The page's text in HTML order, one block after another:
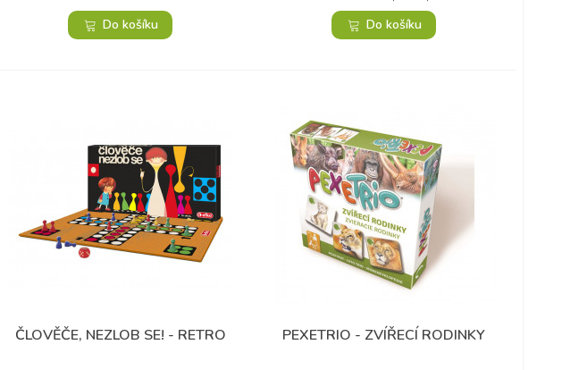
Do košíku Do košíku
Přidat do oblíbených
ČLOVĚČE, NEZLOB SE! - RETRO Přidat do oblíbených
PEXETRIO - ZVÍŘECÍ RODINKY